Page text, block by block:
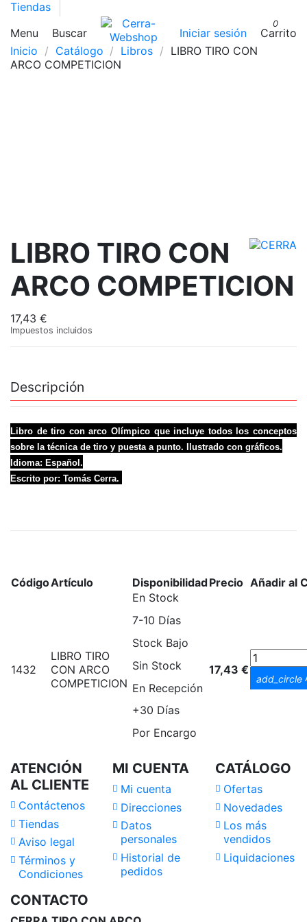
Tiendas
Menu
Buscar Iniciar sesión
0
Carrito
Inicio
Catálogo Libros
LIBRO TIRO CON
ARCO COMPETICION
LIBRO TIRO CON
ARCO COMPETICION
17,43 €
Impuestos incluidos
Descripción
Libro de tiro con arco Olímpico que incluye todos los conceptos
sobre la técnica de tiro y puesta a punto. Ilustrado con gráficos.
Idioma: Español.
Escrito por: Tomás Cerra.
CódigoArtículo DisponibilidadPrecio Añadir al
1432
LIBRO TIRO
CON ARCO
COMPETICION
En Stock
7-10 Días
Stock Bajo
Sin Stock
En Recepción
+30 Días
Por Encargo
17,43 €
add_circle
ATENCIÓN
AL CLIENTE
Contáctenos
Tiendas
Aviso legal
Términos y
Condiciones
MI CUENTA
Mi cuenta
Direcciones
Datos
personales
Historial de
pedidos
CATÁLOGO
Ofertas
Novedades
Los más
vendidos
Liquidaciones
CONTACTO